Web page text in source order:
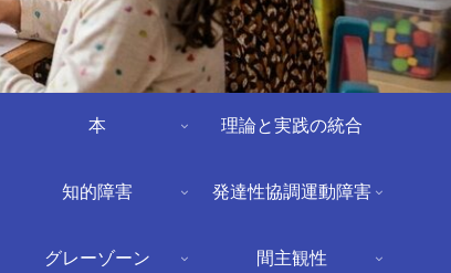
本 理論と実践の統合
知的障害 発達性協調運動障害
グレーゾーン 間主観性